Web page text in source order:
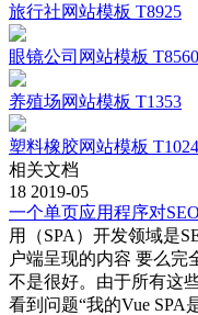
旅行社网站模板 T8925
眼镜公司网站模板 T8560
养殖场网站模板 T1353
塑料橡胶网站模板
相关文档
18 2019-05
一个单页应用程序对
用（SPA）开发领域是
户端呈现的内容 要么完
不是很好。由于所有这
看到问题“我的Vue SPA